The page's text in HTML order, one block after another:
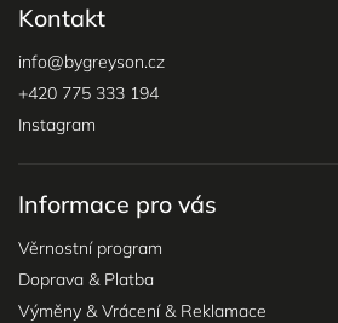
Kontakt
info@bygreyson.cz
+420 775 333 194
Instagram
Informace pro vás
Věrnostní program
Doprava & Platba
Výměny & Vrácení & Reklamace